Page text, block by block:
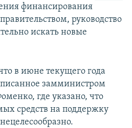
финансирования
руководство
искать новые
в июне текущего года
замминистром
где указано, что
средств на поддержку